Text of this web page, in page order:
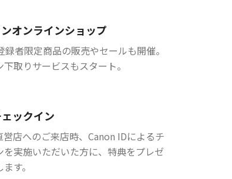
オンラインショップ
録者限定商品の販売やセールも開催。
取りサービスもスタート。
ックイン
営店へのご来店時、Canon IDによるチ
を実施いただいた方に、特典をプレゼ
す。